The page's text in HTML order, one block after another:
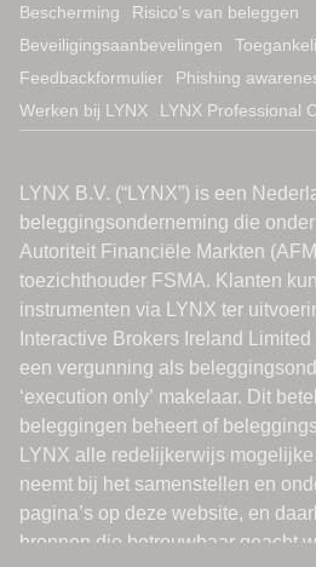
Bescherming
Risico’s van beleggen
Beveiligingsaanbevelingen
Feedbackformulier
Phishing
Werken bij LYNX
LYNX Professional